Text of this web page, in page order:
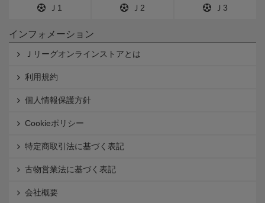
Ｊ1 Ｊ2 Ｊ3
インフォメーション
Ｊリーグオンラインストアとは
利用規約
個人情報保護方針
Cookieポリシー
特定商取引法に基づく表記
古物営業法に基づく表記
会社概要